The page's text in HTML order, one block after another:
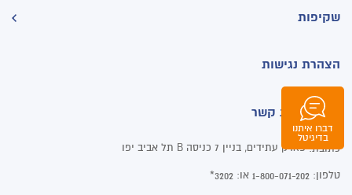
שקיפות
הצהרת נגישות
פרטי יצירת קשר
כתובת: פארק עתידים, בניין 7 כניסה B תל אביב יפו
טלפון: 1-800-071-202 או: 3202*
דברו איתנו
בדיגיטלוואטסאפ